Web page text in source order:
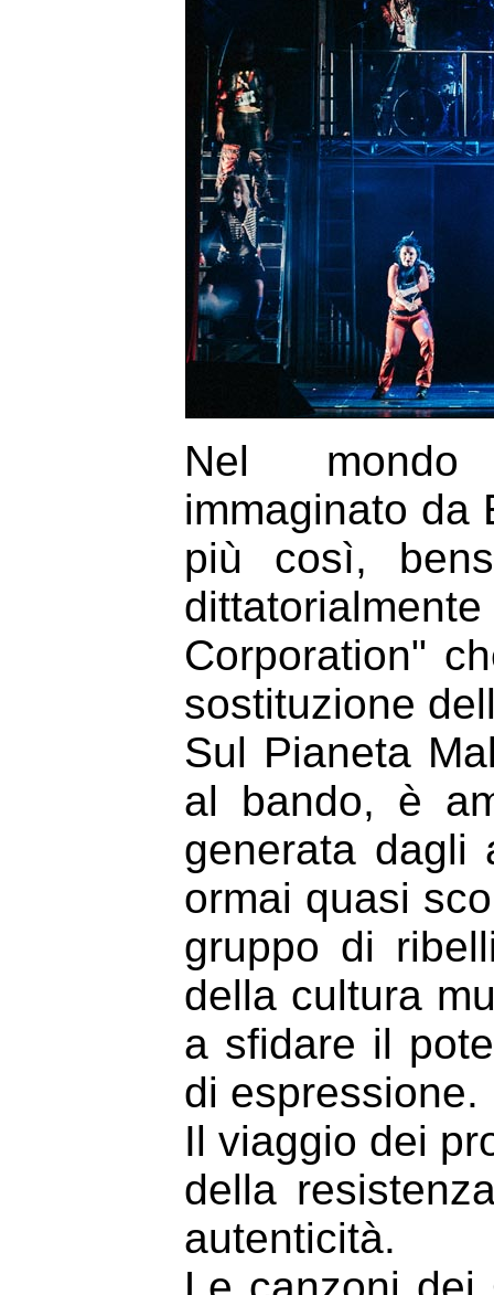
Nel mondo
immaginato da
più così,
Corporation"
sostituzione
Sul Pianeta
al bando, è
generata
ormai quasi
gruppo di
della cultura
a sfidare il
di espressione.
Il viaggio dei
della
autenticità.